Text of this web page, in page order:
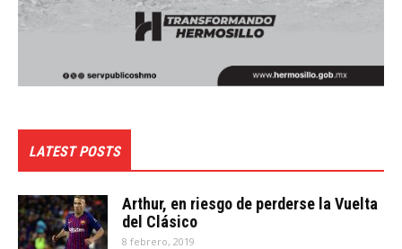
LATEST POSTS
Arthur, en riesgo de perderse la Vuelta
del Clásico
8 febrero, 2019